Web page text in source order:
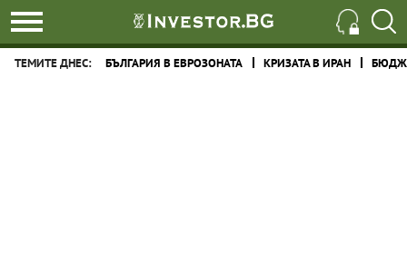
ТЕМИТЕ ДНЕС: БЪЛГАРИЯ В ЕВРОЗОНАТА КРИЗАТА В ИРАН